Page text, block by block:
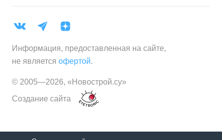
Информация, предоставленная на сайте,
не является офертой.
© 2005—2026, «Новострой.су»
Создание сайта